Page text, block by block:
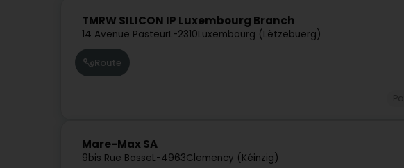
TMRW SILICON IP Luxembourg Branch
14 Avenue PasteurL-2310Luxembourg (Lëtzebuerg)
Route
Mare-Max SA
9bis Rue BasseL-4963Clemency (Kéinzig)